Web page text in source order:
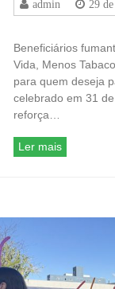
admin 29
Beneficiários
Vida, Menos
para quem deseja
celebrado em 31
reforça…
Ler mais